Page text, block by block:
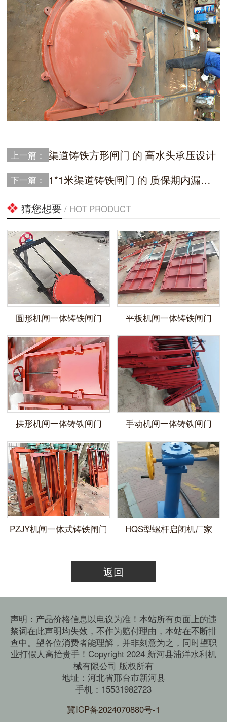
上一篇： 渠道铸铁方形闸门 的 高水头承压设计
下一篇：
1*1米渠道铸铁闸门 的 质保期内漏水维修
猜您想要 / HOT PRODUCT
圆形机闸一体铸铁闸门 平板机闸一体铸铁闸门
拱形机闸一体铸铁闸门 手动机闸一体铸铁闸门
​PZJY机闸一体式铸铁闸门 HQS型螺杆启闭机厂家
返回
声明：产品价格信息以电议为准！本站所有页面上的违
禁词在此声明均失效，不作为赔付理由，本站在不断排
查中。望各位消费者能理解，并非刻意为之，同时望职
业打假人高抬贵手！Copyright 2024 新河县浦洋水利机
械有限公司 版权所有
地址：河北省邢台市新河县
手机：15531982723
冀ICP备2024070880号-1